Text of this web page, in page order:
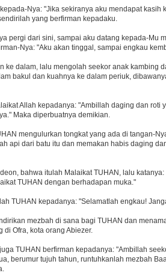
Nya: "Jika sekiranya aku mendapat
yang berfirman kepadaku.
pergi dari sini, sampai aku datang kepada-Mu
Nya: "Aku akan tinggal, sampai engkau
ke dalam, lalu mengolah seekor anak kambing
bakul dan kuahnya ke dalam periuk,
Allah kepadanya: "Ambillah daging dan
Maka diperbuatnya demikian.
mengulurkan tongkat yang ada di tangan-
api dari batu itu dan memakan habis daging
bahwa itulah Malaikat TUHAN, lalu
TUHAN dengan berhadapan muka."
TUHAN kepadanya: "Selamatlah engkau!
mezbah di sana bagi TUHAN dan
di Ofra, kota orang Abiezer.
TUHAN berfirman kepadanya: "Ambillah
berumur tujuh tahun, runtuhkanlah mezbah